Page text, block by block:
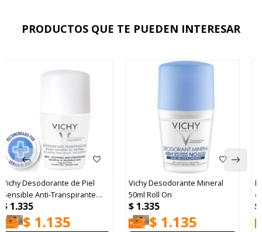
PRODUCTOS QUE TE PUEDEN INTERESAR
Vichy Desodorante Mineral
50ml Roll On
$1.335
$1.135
Desodorante La Roche-Posay
48h Spray 150ml
$1.400
$1.190